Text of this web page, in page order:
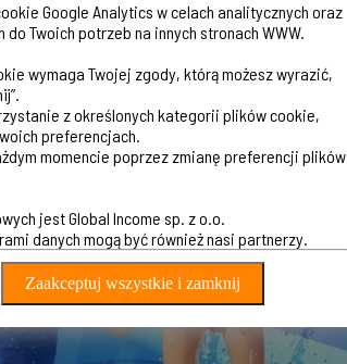
Google Analytics w celach analitycznych oraz
Twoich potrzeb na innych stronach WWW.
wymaga Twojej zgody, którą możesz wyrazić,
z określonych kategorii plików cookie,
preferencjach.
momencie poprzez zmianę preferencji plików
jest Global Income sp. z o.o.
danych mogą być również nasi partnerzy.
Zaakceptuj wszystkie i zamknij